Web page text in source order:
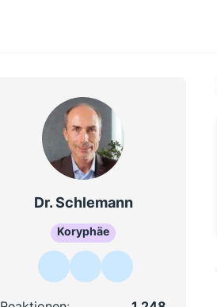
Dr. Schlemann
Koryphäe